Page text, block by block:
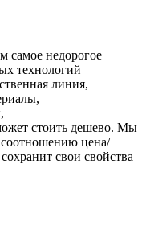
самое недорогое
технологий
линия,
стоить дешево. Мы
цена/
свои свойства